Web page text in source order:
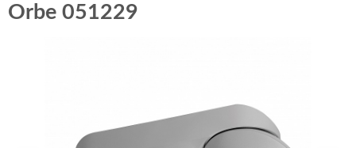
Orbe 051229